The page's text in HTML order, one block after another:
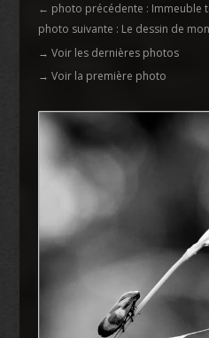
← photo précédente : Immeuble
photo suivante : Le dessin de
→ Voir les dernières photos
→ Voir la première photo